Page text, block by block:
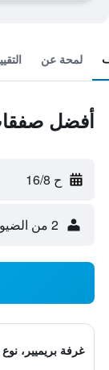
لمحة عن
أفضل
ح 16/8
2 من الضيوف، غرفة واحدة
غرفة بريميير،